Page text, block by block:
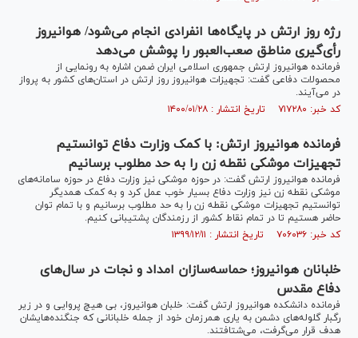
رژه روز ارتش در پایگاه‌ها انفرادی انجام می‌شود/ هوانیروز
رأی‌گیری مناطق صعب‌العبور را پوشش می‌دهد
فرمانده هوانیروز ارتش جمهوری اسلامی ایران ضمن اشاره به رونمایی از
محصولات دفاعی گفت: تجهیزات هوانیروز روز ارتش در استان‌های کشور به پرواز
در می‌آیند.
کد خبر: ۷۱۷۲۸۰ تاریخ انتشار : ۱۴۰۰/۰۱/۲۸
فرمانده هوانیروز ارتش: با کمک وزارت دفاع توانستیم
تجهیزات موشکی نقطه زن را به حد مطلوب برسانیم
فرمانده هوانیروز ارتش گفت: در حوزه موشکی نیز وزارت دفاع در حوزه سامانه‌های
موشکی نقطه زن نیز وزارت دفاع بسیار خوب عمل کرد و به کمک همدیگر
توانستیم تجهیزات موشکی نقطه زن را به حد مطلوب برسانیم و با تمام توان
حاضر هستیم تا در تمام نقاط کشور از رزمندگان پشتیبانی کنیم.
کد خبر: ۷۰۶۰۳۶ تاریخ انتشار : ۱۳۹۹/۱۲/۱۱
خلبانان هوانیروز؛ حماسه‌سازان امداد و نجات در سال‌های
دفاع مقدس
فرمانده دانشکده هوانیروز ارتش گفت: خلبان هوانیروز، بی هیچ پروایی و در زیر
رگبار گلوله‌های دشمن به یاری همرزمان خود از جمله خلبانانی که جنگنده‌هایشان
هدف قرار می‌گرفت، می‌شتافتند.